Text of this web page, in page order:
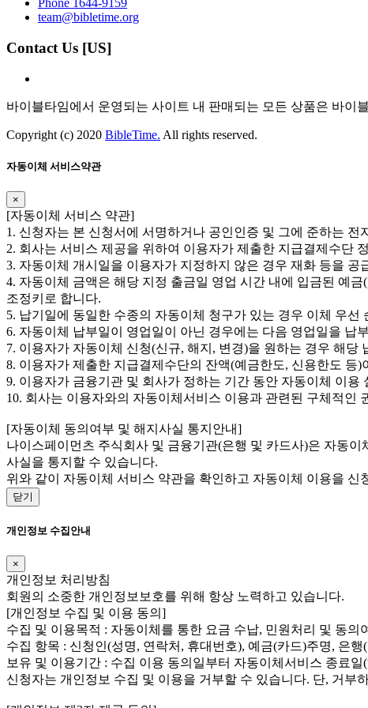
Phone 1644-9159
team@bibletime.org
Contact Us [US]
바이블타임에서 운영되는 사이트 내 판매되는 모든 상품은 바이
Copyright (c) 2020 BibleTime. All rights reserved.
자동이체 서비스약관
×
​​[자동이체 서비스 약관]
1. 신청자는 본 신청서에 서명하거나 공인인증 및 그에 준하는
2. 회사는 서비스 제공을 위하여 이용자가 제출한 지급결제수단
3. 자동이체 개시일을 이용자가 지정하지 않은 경우 재화 등을
4. 자동이체 금액은 해당 지정 출금일 영업 시간 내에 입금된 예
조정키로 합니다.
5. 납기일에 동일한 수종의 자동이체 청구가 있는 경우 이체 우
6. 자동이체 납부일이 영업일이 아닌 경우에는 다음 영업일을 납
7. 이용자가 자동이체 신청(신규, 해지, 변경)을 원하는 경우 해당
8. 이용자가 제출한 지급결제수단의 잔액(예금한도, 신용한도
9. 이용자가 금융기관 및 회사가 정하는 기간 동안 자동이체 이
10. 회사는 이용자와의 자동이체서비스 이용과 관련된 구체적
[자동이체 동의여부 및 해지사실 통지안내]
나이스페이먼츠 주식회사 및 금융기관(은행 및 카드사)은 자동
사실을 통지할 수 있습니다.
위와 같이 자동이체 서비스 약관을 확인하고 자동이체 이용을 신
닫기
개인정보 수집안내
×
개인정보 처리방침
회원의 소중한 개인정보보호를 위해 항상 노력하고 있습니다.
[개인정보 수집 및 이용 동의]
수집 및 이용목적 : 자동이체를 통한 요금 수납, 민원처리 및 동의
수집 항목 : 신청인(성명, 연락처, 휴대번호), 예금(카드)주명, 은
보유 및 이용기간 : 수집 이용 동의일부터 자동이체서비스 종료
신청자는 개인정보 수집 및 이용을 거부할 수 있습니다. 단, 거부